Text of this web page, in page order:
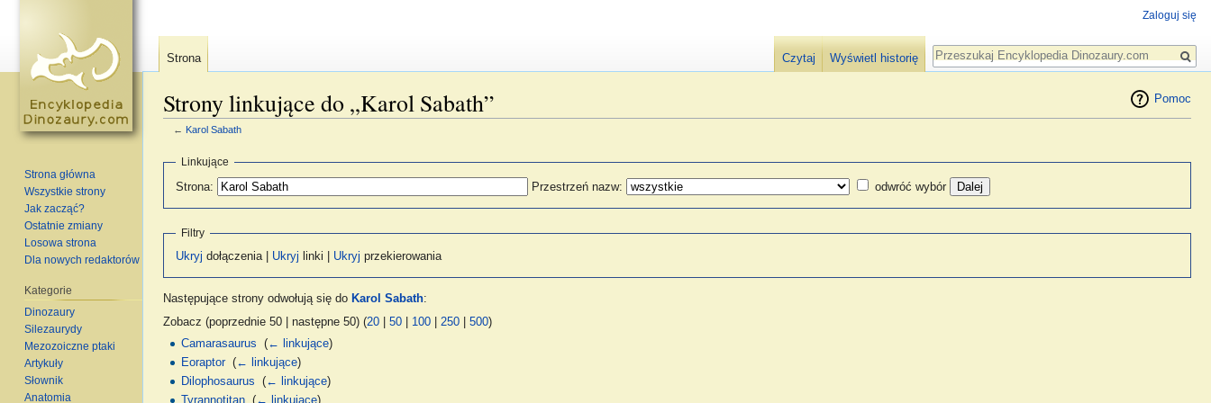
Pomoc
Strony linkujące do „Karol Sabath”
← Karol Sabath
Linkujące
Strona:
Przestrzeń nazw: odwróć wybór
Filtry
Ukryj dołączenia | Ukryj linki | Ukryj przekierowania
Następujące strony odwołują się do Karol Sabath:
Zobacz (poprzednie 50 | następne 50) (20| 50| 100| 250| 500)
Camarasaurus ‎(← linkujące)
Eoraptor‎(← linkujące)
Dilophosaurus ‎(← linkujące)
Zaloguj się
Strona Czytaj Wyświetl historię
Szukaj
Strona główna
Wszystkie strony
Jak zacząć?
Ostatnie zmiany
Losowa strona
Dla nowych redaktorów
Kategorie
Dinozaury
Silezaurydy
Mezozoiczne ptaki
Artykuły
Słownik
Anatomia